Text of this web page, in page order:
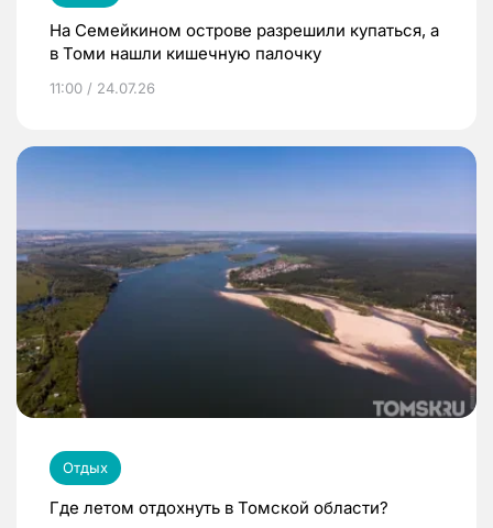
На Семейкином острове разрешили купаться, а
в Томи нашли кишечную палочку
11:00 / 24.07.26
Отдых
Где летом отдохнуть в Томской области?